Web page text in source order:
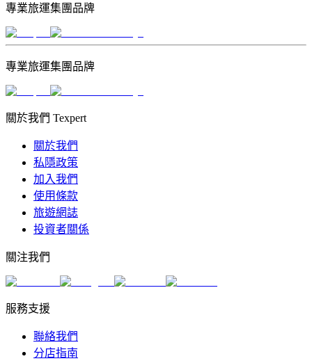
專業旅運集團品牌
專業旅運集團品牌
關於我們 Texpert
關於我們
私隱政策
加入我們
使用條款
旅遊網誌
投資者關係
關注我們
服務支援
聯絡我們
分店指南